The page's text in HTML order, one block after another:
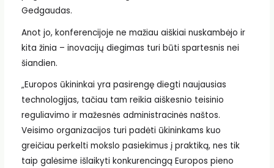
Gedgaudas.
Anot jo, konferencijoje ne mažiau aiškiai nuskambėjo ir
kita žinia – inovacijų diegimas turi būti spartesnis nei
šiandien.
„Europos ūkininkai yra pasirengę diegti naujausias
technologijas, tačiau tam reikia aiškesnio teisinio
reguliavimo ir mažesnės administracinės naštos.
Veisimo organizacijos turi padėti ūkininkams kuo
greičiau perkelti mokslo pasiekimus į praktiką, nes tik
taip galėsime išlaikyti konkurencingą Europos pieno